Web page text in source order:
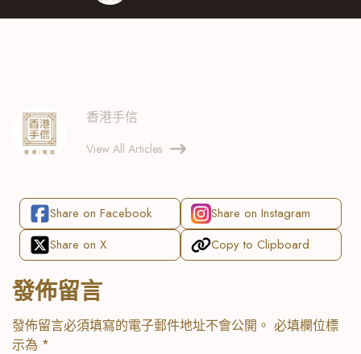
香港手信
View All Articles
Share on Facebook
Share on Instagram
Share on X
Copy to Clipboard
發佈留言
發佈留言必須填寫的電子郵件地址不會公開。 必填欄位標
示為 *